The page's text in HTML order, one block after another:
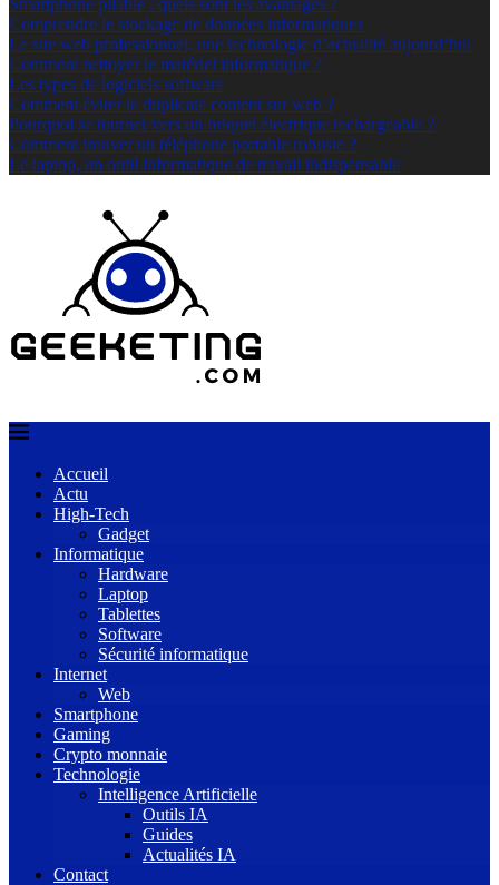
Smartphone pliable : quels sont les avantages ?
Comprendre le stockage de données informatiques
Le site web professionnel, une technologie d’actualité aujourd’hui
Comment nettoyer le matériel informatique ?
Les types de logiciels software
Comment éviter le duplicate content sur web ?
Pourquoi se tourner vers un briquet électrique rechargeable ?
Comment trouver un téléphone portable robuste ?
Le laptop, un outil informatique de travail indispensable
Accueil
Actu
High-Tech
Gadget
Informatique
Hardware
Laptop
Tablettes
Software
Sécurité informatique
Internet
Web
Smartphone
Gaming
Crypto monnaie
Technologie
Intelligence Artificielle
Outils IA
Guides
Actualités IA
Contact